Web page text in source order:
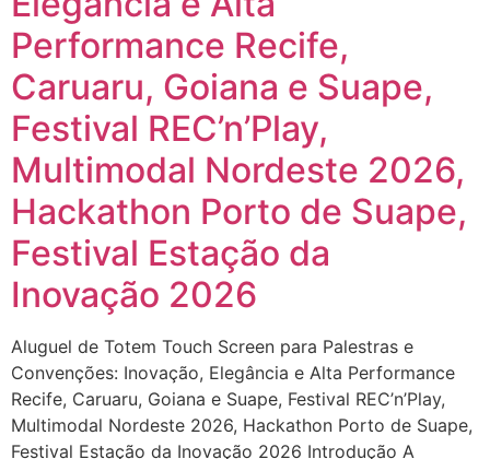
Performance Recife,
Caruaru, Goiana e Suape,
Festival REC’n’Play,
Multimodal Nordeste 2026,
Hackathon Porto de Suape,
Festival Estação da
Inovação 2026
Aluguel de Totem Touch Screen para Palestras e
Convenções: Inovação, Elegância e Alta Performance
Recife, Caruaru, Goiana e Suape, Festival REC’n’Play,
Multimodal Nordeste 2026, Hackathon Porto de Suape,
Festival Estação da Inovação 2026 Introdução A